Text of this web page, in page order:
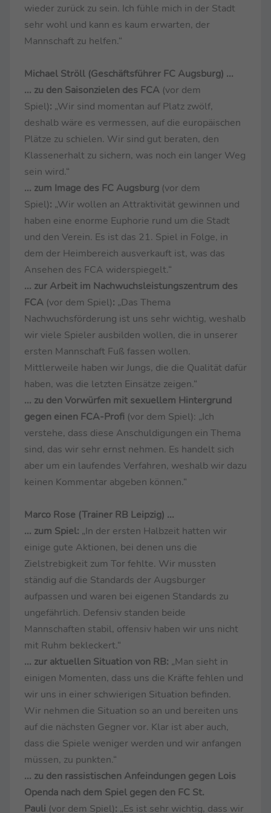
wieder zurück zu sein. Ich fühle mich in der Stadt
sehr wohl und kann es kaum erwarten, der
Mannschaft zu helfen.“
Michael Ströll (Geschäftsführer FC Augsburg) ...
... zu den Saisonzielen des FCA (vor dem
Spiel): „Wir sind momentan auf Platz zwölf,
deshalb wäre es vermessen, auf die europäischen
Plätze zu schielen. Wir sind gut beraten, den
Klassenerhalt zu sichern, was noch ein langer Weg
sein wird.“
... zum Image des FC Augsburg (vor dem
Spiel): „Wir wollen an Attraktivität gewinnen und
haben eine enorme Euphorie rund um die Stadt
und den Verein. Es ist das 21. Spiel in Folge, in
dem der Heimbereich ausverkauft ist, was das
Ansehen des FCA widerspiegelt.“
... zur Arbeit im Nachwuchsleistungszentrum des
FCA (vor dem Spiel): „Das Thema
Nachwuchsförderung ist uns sehr wichtig, weshalb
wir viele Spieler ausbilden wollen, die in unserer
ersten Mannschaft Fuß fassen wollen.
Mittlerweile haben wir Jungs, die die Qualität dafür
haben, was die letzten Einsätze zeigen.“
... zu den Vorwürfen mit sexuellem Hintergrund
gegen einen FCA-Profi (vor dem Spiel): „Ich
verstehe, dass diese Anschuldigungen ein Thema
sind, das wir sehr ernst nehmen. Es handelt sich
aber um ein laufendes Verfahren, weshalb wir dazu
keinen Kommentar abgeben können.“
Marco Rose (Trainer RB Leipzig) ...
... zum Spiel: „In der ersten Halbzeit hatten wir
einige gute Aktionen, bei denen uns die
Zielstrebigkeit zum Tor fehlte. Wir mussten
ständig auf die Standards der Augsburger
aufpassen und waren bei eigenen Standards zu
ungefährlich. Defensiv standen beide
Mannschaften stabil, offensiv haben wir uns nicht
mit Ruhm bekleckert.“
... zur aktuellen Situation von RB: „Man sieht in
einigen Momenten, dass uns die Kräfte fehlen und
wir uns in einer schwierigen Situation befinden.
Wir nehmen die Situation so an und bereiten uns
auf die nächsten Gegner vor. Klar ist aber auch,
dass die Spiele weniger werden und wir anfangen
müssen, zu punkten.“
... zu den rassistischen Anfeindungen gegen Lois
Openda nach dem Spiel gegen den FC St.
Pauli (vor dem Spiel): „Es ist sehr wichtig, dass wir